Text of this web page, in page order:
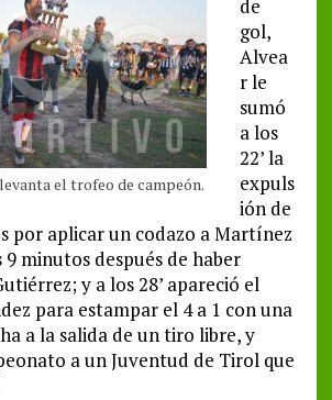
el trofeo de campeón.
de
gol,
Alvea
r le
sumó
a los
22’ la
expuls
ión de
por aplicar un codazo a Martínez
9 minutos después de haber
y a los 28’ apareció el
para estampar el 4 a 1 con una
a la salida de un tiro libre, y
a un Juventud de Tirol que